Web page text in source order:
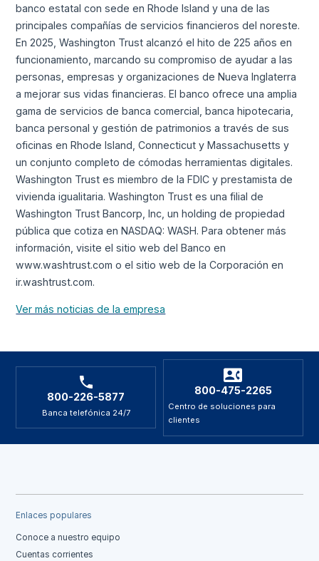
banco estatal con sede en Rhode Island y una de las
principales compañías de servicios financieros del noreste.
En 2025, Washington Trust alcanzó el hito de 225 años en
funcionamiento, marcando su compromiso de ayudar a las
personas, empresas y organizaciones de Nueva Inglaterra
a mejorar sus vidas financieras. El banco ofrece una amplia
gama de servicios de banca comercial, banca hipotecaria,
banca personal y gestión de patrimonios a través de sus
oficinas en Rhode Island, Connecticut y Massachusetts y
un conjunto completo de cómodas herramientas digitales.
Washington Trust es miembro de la FDIC y prestamista de
vivienda igualitaria. Washington Trust es una filial de
Washington Trust Bancorp, Inc, un holding de propiedad
pública que cotiza en NASDAQ: WASH. Para obtener más
información, visite el sitio web del Banco en
www.washtrust.com o el sitio web de la Corporación en
ir.washtrust.com.
Ver más noticias de la empresa
800-226-5877
Banca telefónica 24/7
800-475-2265
Centro de soluciones para
clientes
Enlaces populares
Conoce a nuestro equipo
Cuentas corrientes